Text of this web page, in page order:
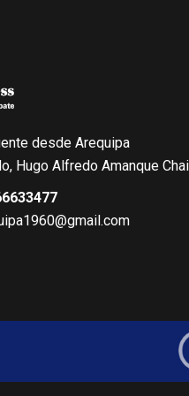
desde Arequipa
Hugo Alfredo Amanque